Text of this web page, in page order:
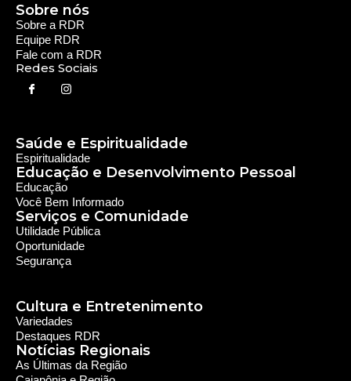
Sobre a RDR
Equipe RDR
Fale com a RDR
Redes Sociais
Sobre nós
Saúde e Espiritualidade
Espiritualidade
Educação e Desenvolvimento Pessoal
Educação
Você Bem Informado
Serviços e Comunidade
Utilidade Pública
Oportunidade
Segurança
Cultura e Entretenimento
Notícias Regionais
As Últimas da Região
Variedades
Destaques RDR